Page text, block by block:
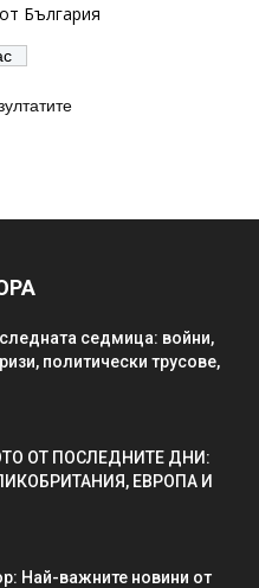
България
седмица: войни,
политически трусове,
ОТ ПОСЛЕДНИТЕ ДНИ:
ЕВРОПА И
Най-важните новини от